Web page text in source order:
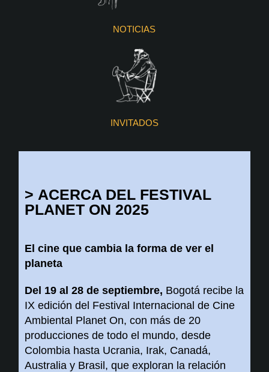
NOTICIAS
INVITADOS
> ACERCA DEL FESTIVAL
PLANET ON 2025
El cine que cambia la forma de ver el
planeta
Del 19 al 28 de septiembre, Bogotá recibe la
IX edición del Festival Internacional de Cine
Ambiental Planet On, con más de 20
producciones de todo el mundo, desde
Colombia hasta Ucrania, Irak, Canadá,
Australia y Brasil, que exploran la relación